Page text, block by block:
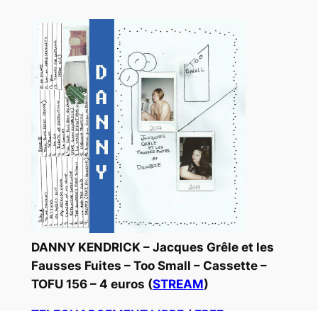
DANNY KENDRICK – Jacques Grêle et les
Fausses Fuites – Too Small – Cassette –
TOFU 156 – 4 euros (STREAM)